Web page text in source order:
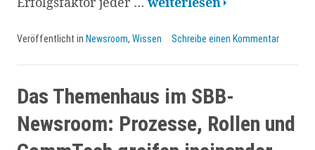
Themenmanagement
Zusammenarbeit
Kommunikation
Veröffentlicht in Newsroom, Wissen Schreibe einen Kommentar
Das Themenhaus im SBB-
Newsroom: Prozesse, Rollen und